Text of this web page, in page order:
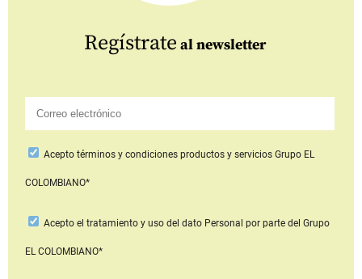
Regístrate al newsletter
Aceptotérminos y condiciones productos y serviciosGrupo EL
COLOMBIANO*
Acepto el tratamiento y uso del dato Personal por parte del Grupo
EL COLOMBIANO*